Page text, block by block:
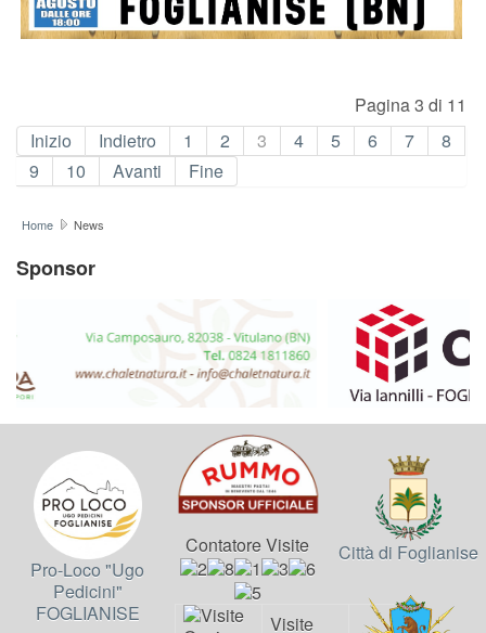
Pagina 3 di 11
Inizio
Indietro 1 2 3 4 5 6 7
8
9
10 Avanti Fine
Home News
Sponsor
Pro-Loco "Ugo
Pedicini"
FOGLIANISE
Contatore Visite
Visite
4
Città di Foglianise